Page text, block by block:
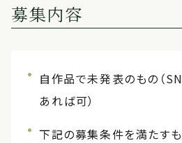
募集内容
自作品で未発表のもの（
あれば可）
下記の募集条件を満たす